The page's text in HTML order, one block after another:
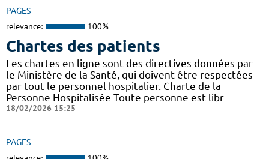
PAGES
relevance: 100%
Chartes des patients
Les chartes en ligne sont des directives données par
le Ministère de la Santé, qui doivent être respectées
par tout le personnel hospitalier. Charte de la
Personne Hospitalisée Toute personne est libr
18/02/2026 15:25
PAGES